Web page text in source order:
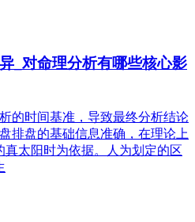
_对命理分析有哪些核心影
时间基准，导致最终分析结论
盘的基础信息准确，在理论上
真太阳时为依据。人为划定的区